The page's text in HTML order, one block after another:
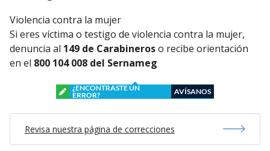
Violencia contra la mujer
Si eres víctima o testigo de violencia contra la mujer,
denuncia al 149 de Carabineroso recibe orientación
en el 800 104 008 del Sernameg
¿ENCONTRASTE UN
ERROR?
AVÍSANOS
Revisa nuestra página de correcciones